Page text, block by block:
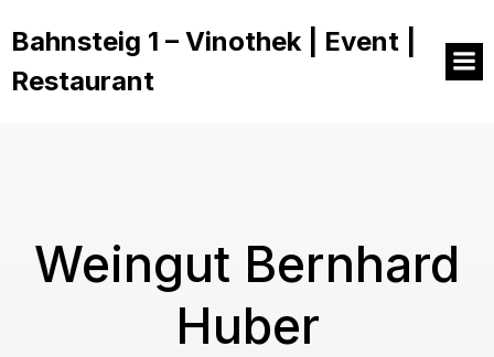
Bahnsteig 1 – Vinothek | Event |
Restaurant
Weingut Bernhard
Huber